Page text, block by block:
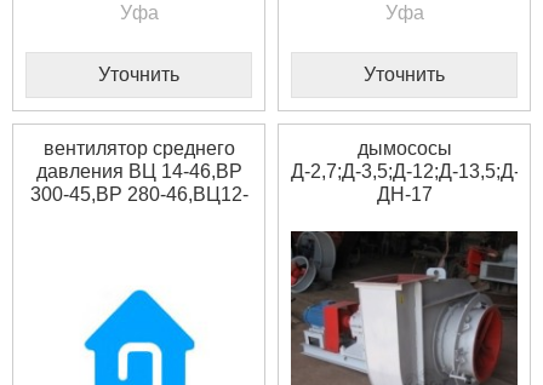
Уфа
Уточнить
Уфа
Уточнить
вентилятор среднего
давления ВЦ 14-46,ВР
300-45,ВР 280-46,ВЦ12-
дымососы
Д-2,7;Д-3,5;Д-12;Д-13,5;Д-
ДН-17